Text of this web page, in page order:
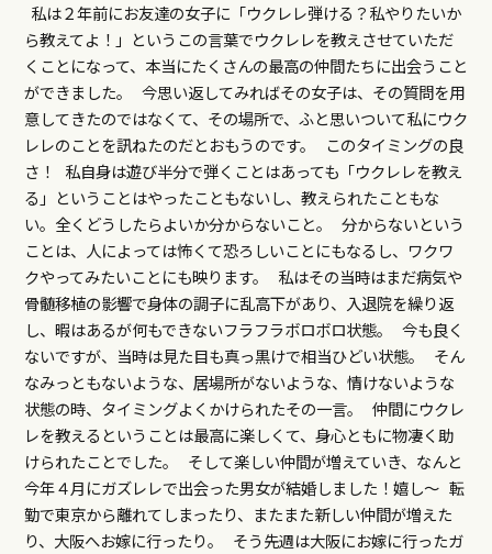
私は２年前にお友達の女子に「ウクレレ弾ける？私やりたいか
ら教えてよ！」というこの言葉でウクレレを教えさせていただ
くことになって、本当にたくさんの最高の仲間たちに出会うこと
ができました。 今思い返してみればその女子は、その質問を用
意してきたのではなくて、その場所で、ふと思いついて私にウク
レレのことを訊ねたのだとおもうのです。 このタイミングの良
さ！ 私自身は遊び半分で弾くことはあっても「ウクレレを教え
る」ということはやったこともないし、教えられたこともな
い。全くどうしたらよいか分からないこと。 分からないという
ことは、人によっては怖くて恐ろしいことにもなるし、ワクワ
クやってみたいことにも映ります。 私はその当時はまだ病気や
骨髄移植の影響で身体の調子に乱高下があり、入退院を繰り返
し、暇はあるが何もできないフラフラボロボロ状態。 今も良く
ないですが、当時は見た目も真っ黒けで相当ひどい状態。 そん
なみっともないような、居場所がないような、情けないような
状態の時、タイミングよくかけられたその一言。 仲間にウクレ
レを教えるということは最高に楽しくて、身心ともに物凄く助
けられたことでした。 そして楽しい仲間が増えていき、なんと
今年４月にガズレレで出会った男女が結婚しました！嬉し～ 転
勤で東京から離れてしまったり、またまた新しい仲間が増えた
り、大阪へお嫁に行ったり。 そう先週は大阪にお嫁に行ったガ